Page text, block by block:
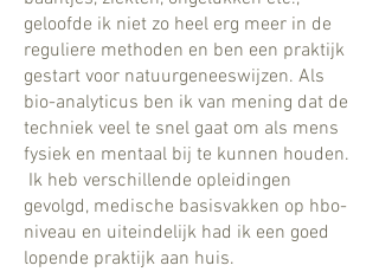
geloofde ik niet zo heel erg meer in de
reguliere methoden en ben een praktijk
gestart voor natuurgeneeswijzen. Als
bio-analyticus ben ik van mening dat de
techniek veel te snel gaat om als mens
fysiek en mentaal bij te kunnen houden.
Ik heb verschillende opleidingen
gevolgd, medische basisvakken op hbo-
niveau en uiteindelijk had ik een goed
lopende praktijk aan huis.